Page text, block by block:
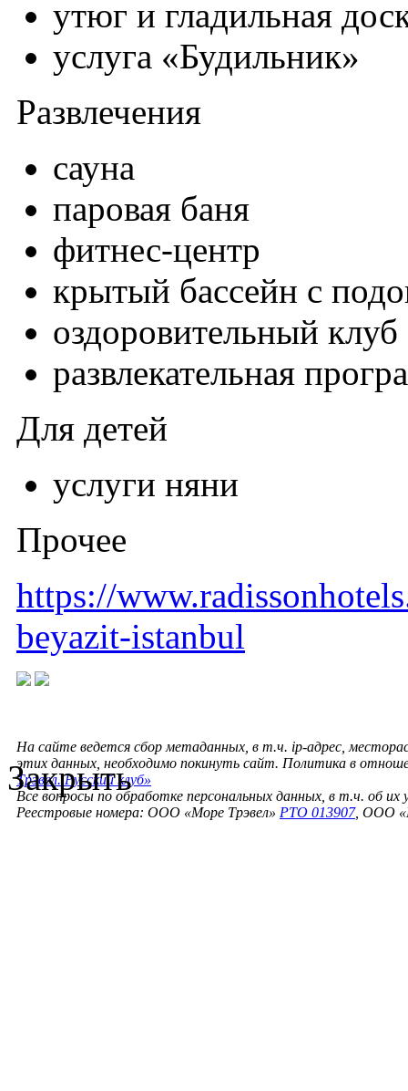
утюг и гладильная
услуга «Будильник»
Развлечения
сауна
паровая баня
фитнес-центр
крытый бассейн с
оздоровительный клуб
развлекательная
Для детей
услуги няни
Прочее
https://
beyazit-istanbul
На сайте ведется сбор метаданных, в т.ч. ip-адрес,
этих данных, необходимо покинуть сайт. Политика в
Трэвел. Русский клуб»
Все вопросы по обработке персональных данных, в т.ч. об их
Реестровые номера: ООО «Море Трэвел» РТО 013907, ООО
Закрыть